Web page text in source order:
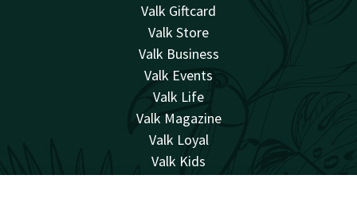
Valk Giftcard
Valk Store
Valk Business
Valk Events
Valk Life
Valk Magazine
Valk Loyal
Valk Kids